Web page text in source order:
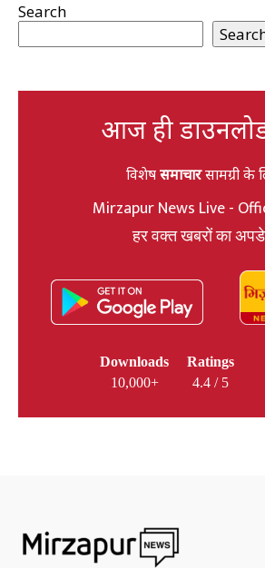
Search
आज ही
विशेषसमाचारसामग्री के
Mirzapur News Live -
हर वक्त खबरों का
Downloads
10,000+
Ratings
4.4 / 5